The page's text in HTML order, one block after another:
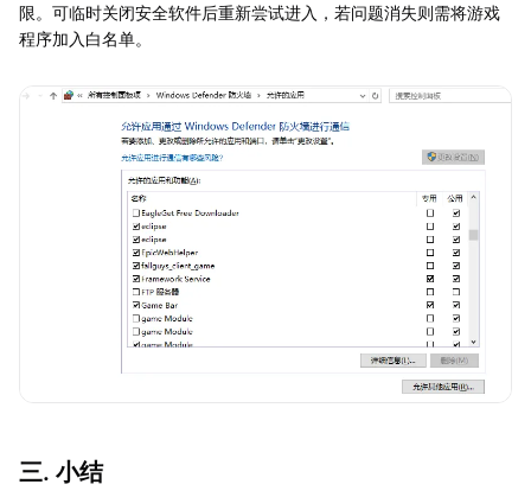
限。可临时关闭安全软件后重新尝试进入，若问题消失则需将游戏
程序加入白名单。
三. 小结